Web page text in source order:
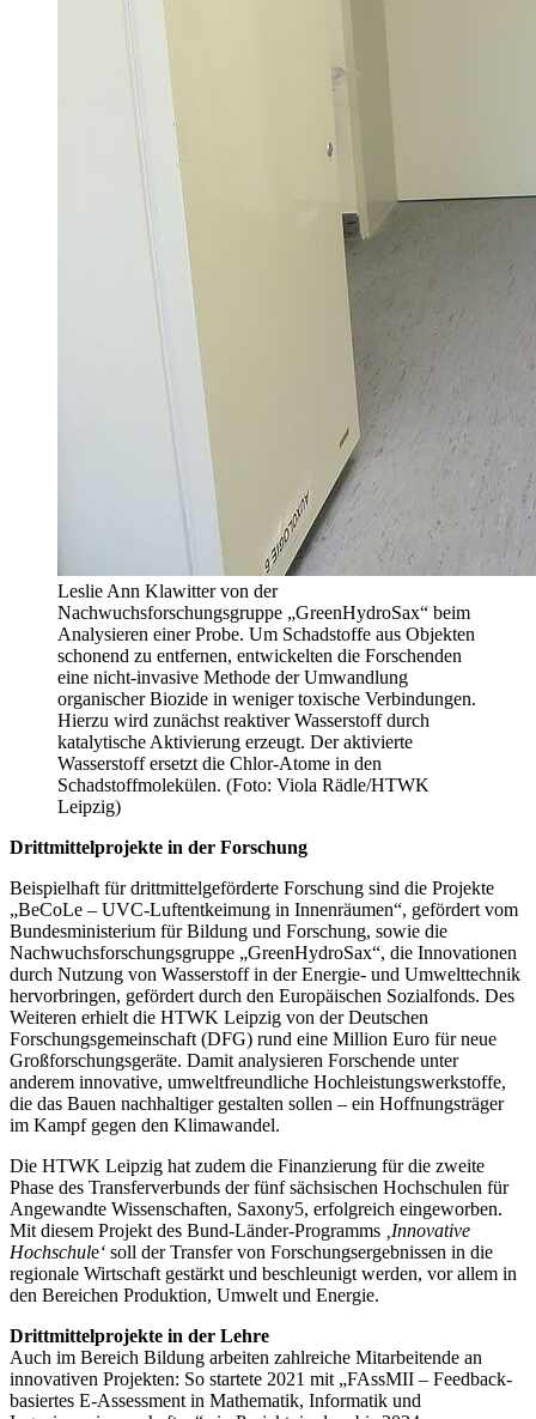
Leslie Ann Klawitter von der
Nachwuchsforschungsgruppe „GreenHydroSax“ beim
Analysieren einer Probe. Um Schadstoffe aus Objekten
schonend zu entfernen, entwickelten die Forschenden
eine nicht-invasive Methode der Umwandlung
organischer Biozide in weniger toxische Verbindungen.
Hierzu wird zunächst reaktiver Wasserstoff durch
katalytische Aktivierung erzeugt. Der aktivierte
Wasserstoff ersetzt die Chlor-Atome in den
Schadstoffmolekülen. (Foto: Viola Rädle/HTWK
Leipzig)
Drittmittelprojekte in der Forschung
Beispielhaft für drittmittelgeförderte Forschung sind die Projekte
„BeCoLe – UVC-Luftentkeimung in Innenräumen“, gefördert vom
Bundesministerium für Bildung und Forschung, sowie die
Nachwuchsforschungsgruppe „GreenHydroSax“, die Innovationen
durch Nutzung von Wasserstoff in der Energie- und Umwelttechnik
hervorbringen, gefördert durch den Europäischen Sozialfonds. Des
Weiteren erhielt die HTWK Leipzig von der Deutschen
Forschungsgemeinschaft (DFG) rund eine Million Euro für neue
Großforschungsgeräte. Damit analysieren Forschende unter
anderem innovative, umweltfreundliche Hochleistungswerkstoffe,
die das Bauen nachhaltiger gestalten sollen – ein Hoffnungsträger
im Kampf gegen den Klimawandel.
Die HTWK Leipzig hat zudem die Finanzierung für die zweite
Phase des Transferverbunds der fünf sächsischen Hochschulen für
Angewandte Wissenschaften, Saxony5, erfolgreich eingeworben.
Mit diesem Projekt des Bund-Länder-Programms ‚Innovative
Hochschule‘ soll der Transfer von Forschungsergebnissen in die
regionale Wirtschaft gestärkt und beschleunigt werden, vor allem in
den Bereichen Produktion, Umwelt und Energie.
Drittmittelprojekte in der Lehre
Auch im Bereich Bildung arbeiten zahlreiche Mitarbeitende an
innovativen Projekten: So startete 2021 mit „FAssMII – Feedback-
basiertes E-Assessment in Mathematik, Informatik und